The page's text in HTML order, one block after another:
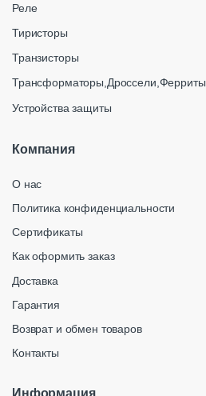
Реле
Тиристоры
Транзисторы
Трансформаторы,Дроссели,Ферриты
Устройства защиты
Компания
О нас
Политика конфиденциальности
Сертификаты
Как оформить заказ
Доставка
Гарантия
Возврат и обмен товаров
Контакты